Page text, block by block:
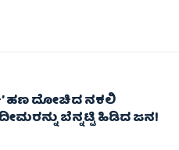
ಹಣ ದೋಚಿದ ನಕಲಿ
ಬೆನ್ನಟ್ಟಿ ಹಿಡಿದ ಜನ!